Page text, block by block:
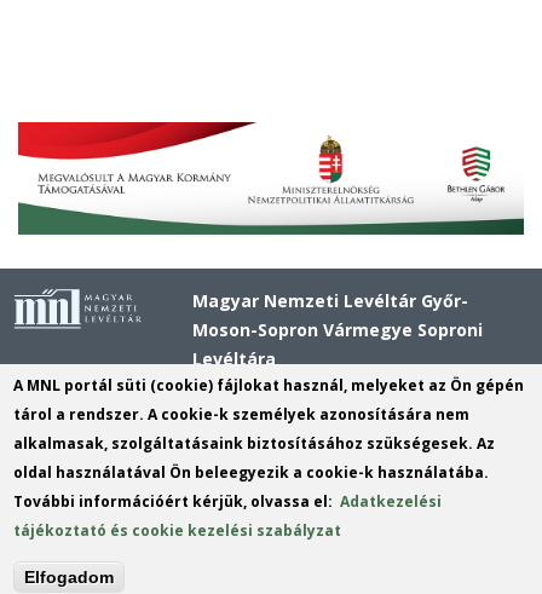
Magyar Nemzeti Levéltár Győr-
Moson-Sopron Vármegye Soproni
Levéltára
Cím
: 9400 Sopron Fő tér 1
Postacím:9401 Sopron pf: 82
Telefon: +36 (99) 312-198
E-mail: info.sopron@mnl.gov.hu
A MNL portál süti (cookie) fájlokat használ, melyeket az Ön gépén
tárol a rendszer. A cookie-k személyek azonosítására nem
alkalmasak, szolgáltatásaink biztosításához szükségesek. Az
oldal használatával Ön beleegyezik a cookie-k használatába.
További információért kérjük, olvassa el:Adatkezelési
tájékoztató és cookie kezelési szabályzat
Elfogadom